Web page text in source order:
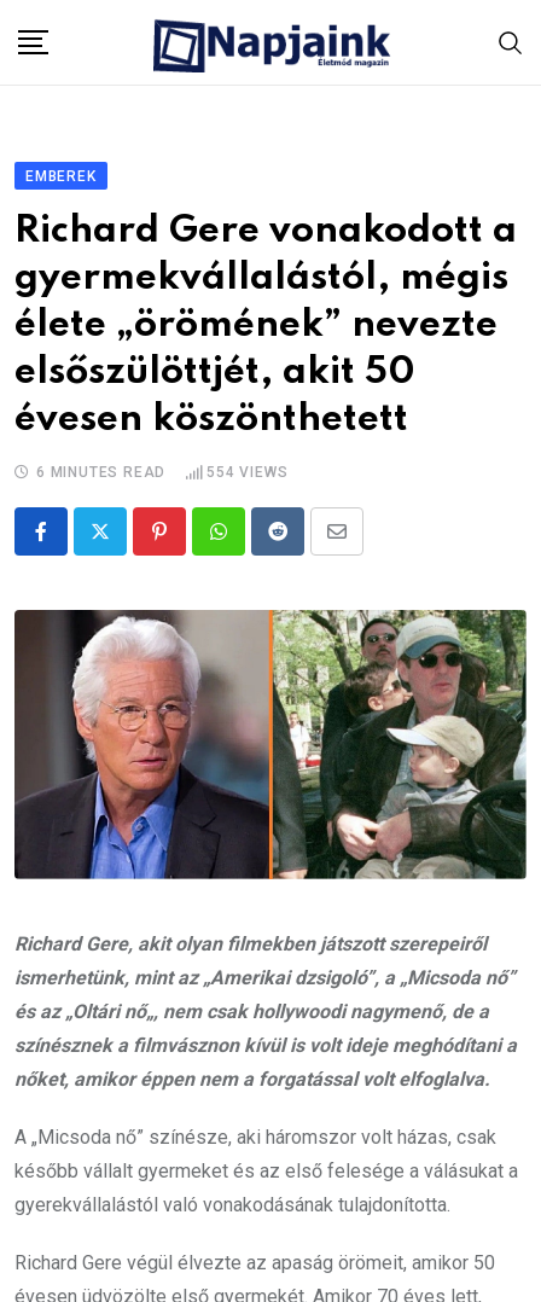
EMBEREK
Richard Gere vonakodott a
gyermekvállalástól, mégis
élete „örömének” nevezte
elsőszülöttjét, akit 50
évesen köszönthetett
6 MINUTES READ 554 VIEWS
PinterestWhatsappRedditShare
Email
Richard Gere, akit olyan filmekben játszott szerepeiről
ismerhetünk, mint az „Amerikai dzsigoló”, a „Micsoda nő”
és az „Oltári nő„, nem csak hollywoodi nagymenő, de a
színésznek a filmvásznon kívül is volt ideje meghódítani a
nőket, amikor éppen nem a forgatással volt elfoglalva.
A „Micsoda nő” színésze, aki háromszor volt házas, csak
később vállalt gyermeket és az első felesége a válásukat a
gyerekvállalástól való vonakodásának tulajdonította.
Richard Gere végül élvezte az apaság örömeit, amikor 50
évesen üdvözölte első gyermekét. Amikor 70 éves lett,